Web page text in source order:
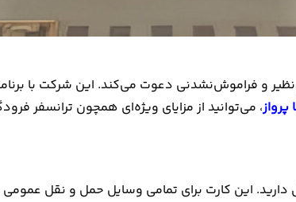
و فراموش‌نشدنی دعوت می‌کند. این شرکت با
پرواز، می‌توانید از مزایای ویژه‌ای همچون ترانسفر
دارید. این کارت برای تمامی وسایل حمل و نقل